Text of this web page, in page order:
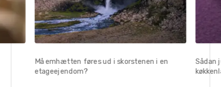
Må emhætten føres ud i skorstenen i en
etageejendom?
Sådan